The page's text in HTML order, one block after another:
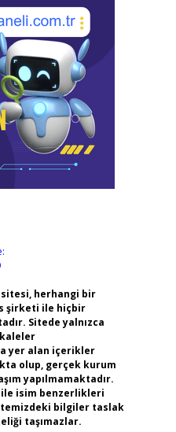
herhangi bir
şirketi ile hiçbir
Sitede yalnızca
yer alan içerikler
olup, gerçek kurum
yapılmamaktadır.
isim benzerlikleri
bilgiler taslak
taşımazlar.